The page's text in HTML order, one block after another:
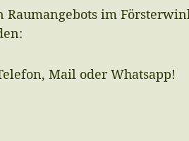
Raumangebots im
Mail oder Whatsapp!